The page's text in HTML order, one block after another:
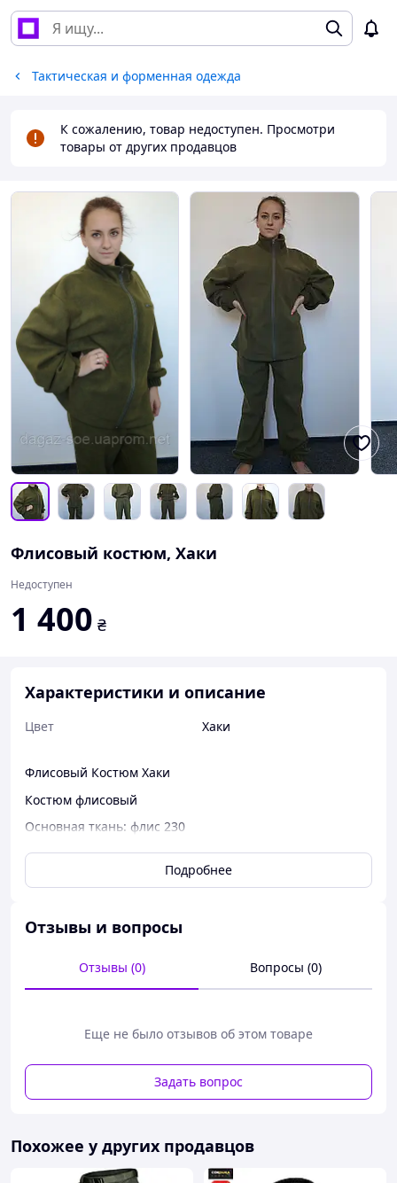
Тактическая и форменная одежда
К сожалению, товар недоступен. Просмотри
товары от других продавцов
Флисовый костюм, Хаки
Недоступен
1 400 ₴
Характеристики и описание
Цвет Хаки
Флисовый Костюм Хаки
Костюм флисовый
Основная ткань: флис 230
Костюм состоит из двух предметов: куртка на молнии +
Подробнее
Отзывы и вопросы
Отзывы (0) Вопросы (0)
Еще не было отзывов об этом товаре
Задать вопрос
Похожее у других продавцов